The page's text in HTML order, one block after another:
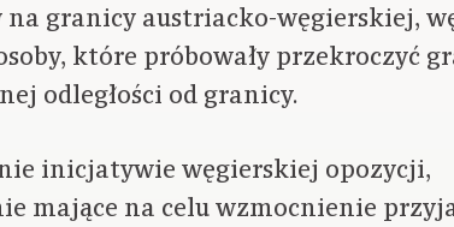
granicy austriacko-węgierskiej,
które próbowały przekroczyć
odległości od granicy.
inicjatywie węgierskiej opozycji,
mające na celu wzmocnienie